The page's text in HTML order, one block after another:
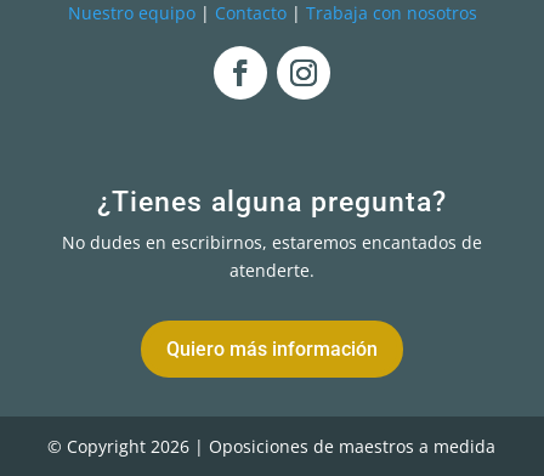
Nuestro equipo| Contacto| Trabaja con nosotros
¿Tienes alguna pregunta?
No dudes en escribirnos, estaremos encantados de
atenderte.
Quiero más información
© Copyright 2026 | Oposiciones de maestros a medida